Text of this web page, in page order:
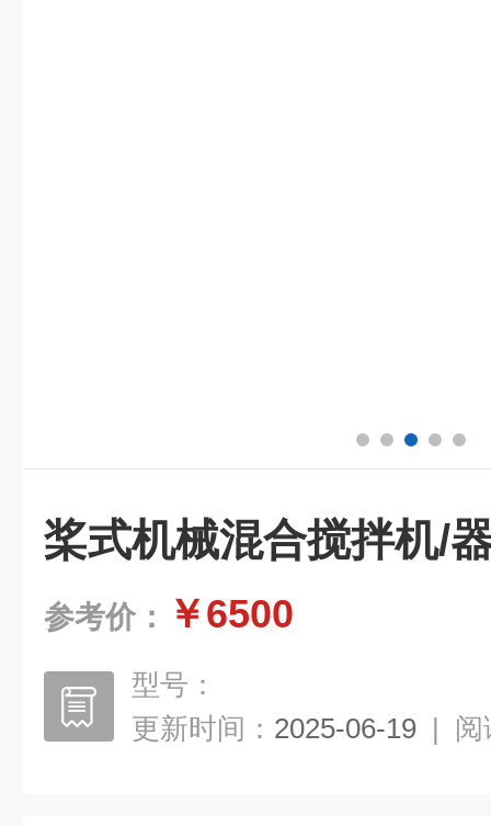
桨式机械混合搅拌机/
参考价： ￥6500
型号：
更新时间： 2025-06-19 | 阅